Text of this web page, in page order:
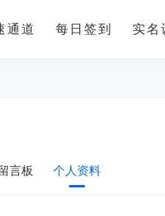
通道 每日签到 实名
言板 个人资料